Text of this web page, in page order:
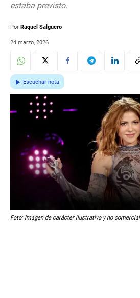
estaba previsto.
Por Raquel Salguero
24 marzo, 2026
Escuchar nota
Foto: Imagen de carácter ilustrativo y no